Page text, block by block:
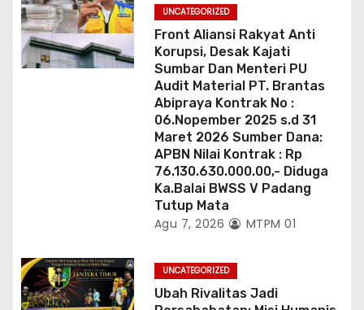
UNCATEGORIZED
Front Aliansi Rakyat Anti
Korupsi, Desak Kajati
Sumbar Dan Menteri PU
Audit Material PT. Brantas
Abipraya Kontrak No :
06.Nopember 2025 s.d 31
Maret 2026 Sumber Dana:
APBN Nilai Kontrak : Rp
76.130.630.000.00,- Diduga
Ka.Balai BWSS V Padang
Tutup Mata
Agu 7, 2026 MTPM 01
UNCATEGORIZED
Ubah Rivalitas Jadi